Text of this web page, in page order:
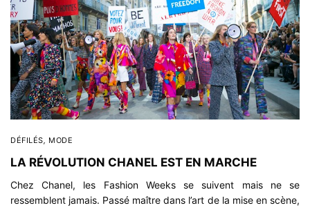
DÉFILÉS, MODE
LA RÉVOLUTION CHANEL EST EN MARCHE
Chez Chanel, les Fashion Weeks se suivent mais ne se
ressemblent jamais. Passé maître dans l’art de la mise en scène,